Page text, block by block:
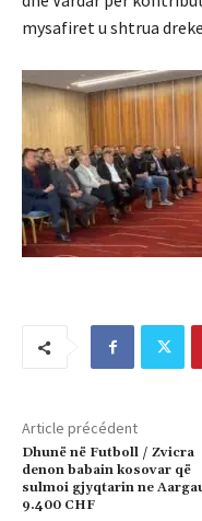
mysafiret u shtrua
Article précédent
Dhunë në Futboll / Zvicra
denon babain kosovar që
sulmoi gjyqtarin ne
9.400 CHF